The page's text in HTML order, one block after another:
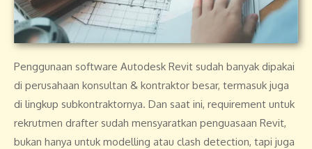
Penggunaan software Autodesk Revit sudah banyak dipakai
di perusahaan konsultan & kontraktor besar, termasuk juga
di lingkup subkontraktornya. Dan saat ini, requirement untuk
rekrutmen drafter sudah mensyaratkan penguasaan Revit,
bukan hanya untuk modelling atau clash detection, tapi juga